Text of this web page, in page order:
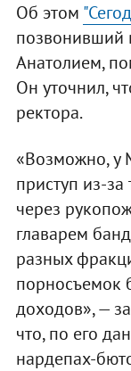
Об этом
позвонивший
Анатолием,
Он уточнил,
ректора.
«Возможно, у
приступ из-за
через
главарем
разных
порносъемок
доходов», —
что, по его
нардепах-